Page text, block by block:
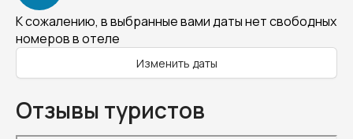
К сожалению, в выбранные вами даты нет свободных
номеров в отеле
Изменить даты
Отзывы туристов